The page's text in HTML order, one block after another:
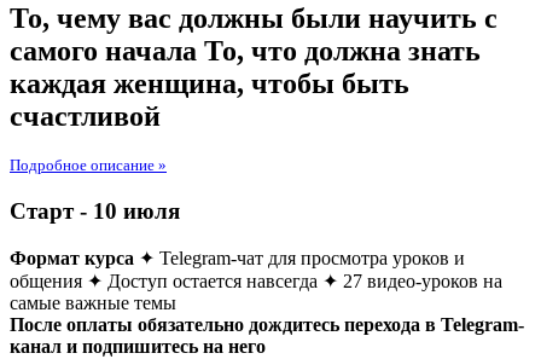
То, чему вас должны были научить с
самого начала То, что должна знать
каждая женщина, чтобы быть
счастливой
Подробное описание »
Старт - 10 июля
Формат курса ✦ Теlegram-чат для просмотра уроков и
общения ✦ Доступ остается навсегда ✦ 27 видео-уроков на
самые важные темы
После оплаты обязательно дождитесь перехода в Telegram-
канал и подпишитесь на него